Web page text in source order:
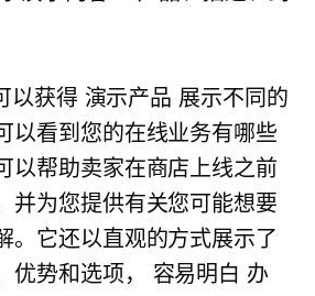
以获得 演示产品 展示不同的
以看到您的在线业务有哪些
以帮助卖家在商店上线之前
并为您提供有关您可能想要
。它还以直观的方式展示了
优势和选项， 容易明白 办